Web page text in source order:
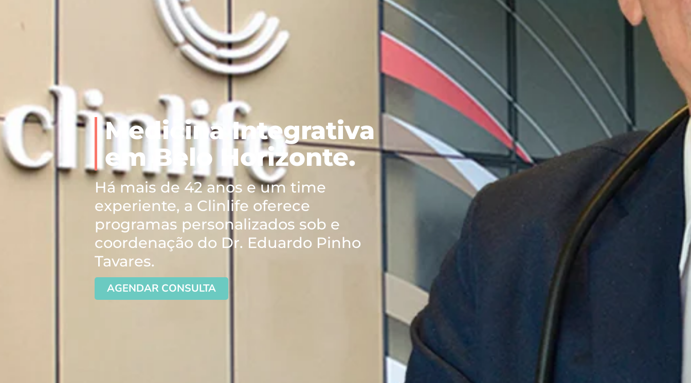
Medicina Integrativa
em Belo Horizonte.
Há mais de 42 anos e um time
experiente, a Clinlife oferece
programas personalizados sob e
coordenação do Dr. Eduardo Pinho
Tavares.
AGENDAR CONSULTA